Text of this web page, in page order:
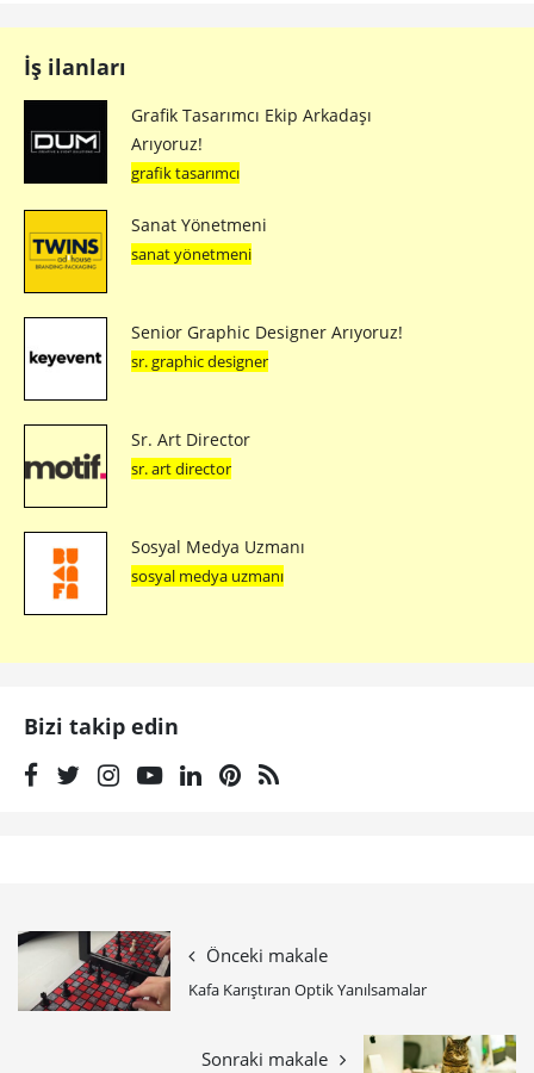
İş ilanları
Grafik Tasarımcı Ekip Arkadaşı
Arıyoruz!
grafik tasarımcı
Sanat Yönetmeni
sanat yönetmeni
Senior Graphic Designer Arıyoruz!
sr. graphic designer
Sr. Art Director
sr. art director
Sosyal Medya Uzmanı
sosyal medya uzmanı
Bizi takip edin
Önceki makale
Kafa Karıştıran Optik Yanılsamalar
Sonraki makale